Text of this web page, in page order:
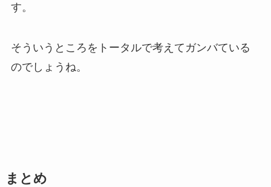
す。
そういうところをトータルで考えてガンバている
のでしょうね。
まとめ